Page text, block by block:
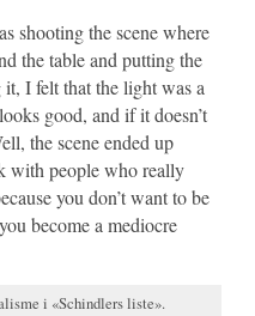
shooting the scene where
the table and putting the
I felt that the light was a
good, and if it doesn’t
the scene ended up
with people who really
you don’t want to be
become a mediocre
i «Schindlers liste».